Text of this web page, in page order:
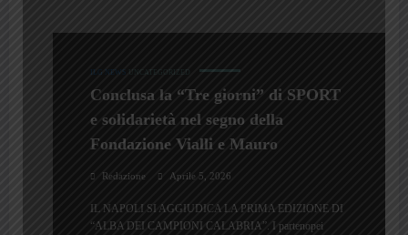
ILG NEWS UNCATEGORIZED
Conclusa la “Tre giorni” di SPORT
e solidarietà nel segno della
Fondazione Vialli e Mauro
Redazione Aprile 5, 2026
IL NAPOLI SI AGGIUDICA LA PRIMA EDIZIONE DI
“ALBA DEI CAMPIONI CALABRIA”. I partenopei